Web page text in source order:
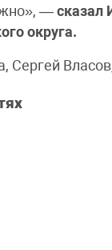
—сказал
округа.
Сергей